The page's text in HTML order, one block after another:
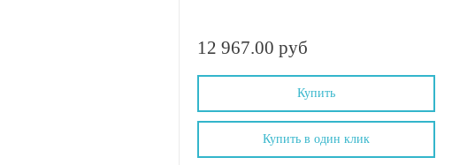
12 967.00 руб
Купить
Купить в один клик